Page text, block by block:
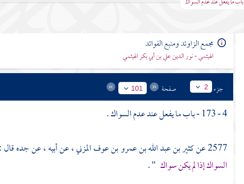
مجمع الزاوئد ومنبع الفوائد
الهيثمي - نور الدين علي بن أبي بكر الهيثمي
جزء 2 صفحة 101
4 - 173 - باب ما يفعل عند عدم السواك .
2577 عن
كثير بن عبد الله بن عمرو بن عوف المزني، عن أبيه ، عن جده
السواك إذا لم يكن سواك " .